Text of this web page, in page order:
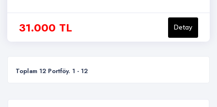
31.000 TL Detay
Toplam 12 Portföy. 1 - 12